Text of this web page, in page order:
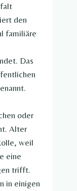
den
familiäre
Das
oder
Alter
weil
eine
trifft.
in einigen